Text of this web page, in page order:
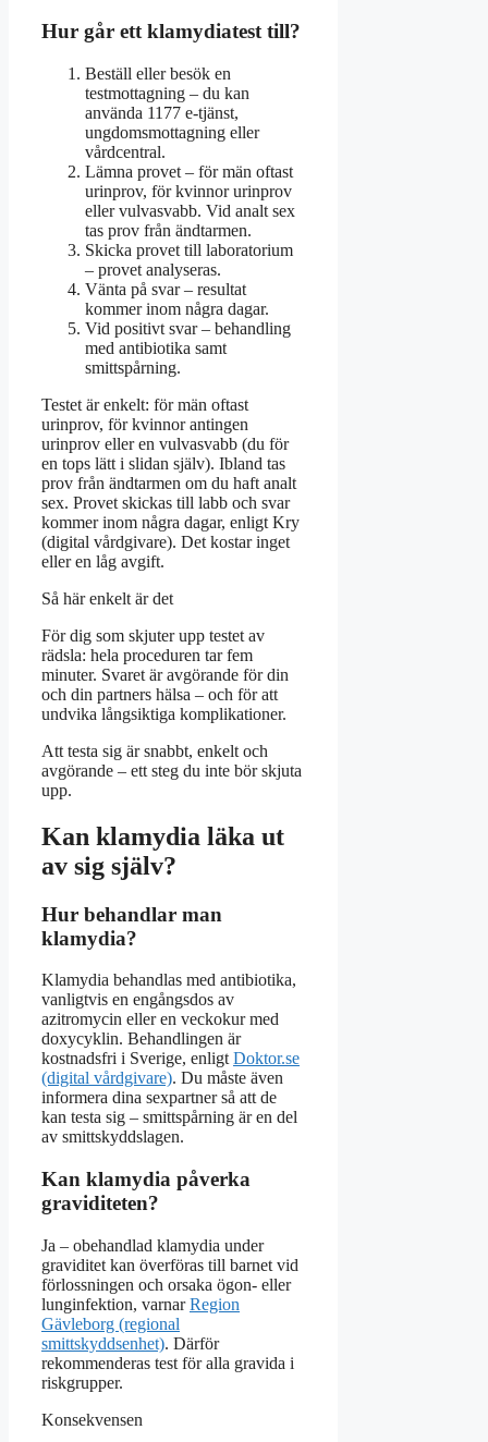
Hur går ett klamydiatest till?
Beställ eller besök en
testmottagning – du kan
använda 1177 e-tjänst,
ungdomsmottagning eller
vårdcentral.
Lämna provet – för män oftast
urinprov, för kvinnor urinprov
eller vulvasvabb. Vid analt sex
tas prov från ändtarmen.
Skicka provet till laboratorium
– provet analyseras.
Vänta på svar – resultat
kommer inom några dagar.
Vid positivt svar – behandling
med antibiotika samt
smittspårning.
Testet är enkelt: för män oftast
urinprov, för kvinnor antingen
urinprov eller en vulvasvabb (du för
en tops lätt i slidan själv). Ibland tas
prov från ändtarmen om du haft analt
sex. Provet skickas till labb och svar
kommer inom några dagar, enligt Kry
(digital vårdgivare). Det kostar inget
eller en låg avgift.
Så här enkelt är det
För dig som skjuter upp testet av
rädsla: hela proceduren tar fem
minuter. Svaret är avgörande för din
och din partners hälsa – och för att
undvika långsiktiga komplikationer.
Att testa sig är snabbt, enkelt och
avgörande – ett steg du inte bör skjuta
upp.
Kan klamydia läka ut
av sig själv?
Hur behandlar man
klamydia?
Klamydia behandlas med antibiotika,
vanligtvis en engångsdos av
azitromycin eller en veckokur med
doxycyklin. Behandlingen är
kostnadsfri i Sverige, enligtDoktor.se
(digital vårdgivare). Du måste även
informera dina sexpartner så att de
kan testa sig – smittspårning är en del
av smittskyddslagen.
Kan klamydia påverka
graviditeten?
Ja – obehandlad klamydia under
graviditet kan överföras till barnet vid
förlossningen och orsaka ögon- eller
lunginfektion, varnarRegion
Gävleborg (regional
smittskyddsenhet). Därför
rekommenderas test för alla gravida i
riskgrupper.
Konsekvensen